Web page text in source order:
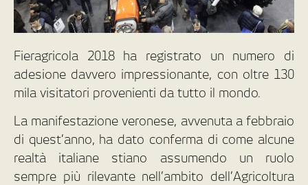
Fieragricola 2018 ha registrato un numero di
adesione davvero impressionante, con oltre 130
mila visitatori provenienti da tutto il mondo.
La manifestazione veronese, avvenuta a febbraio
di quest’anno, ha dato conferma di come alcune
realtà italiane stiano assumendo un ruolo
sempre più rilevante nell’ambito dell’Agricoltura